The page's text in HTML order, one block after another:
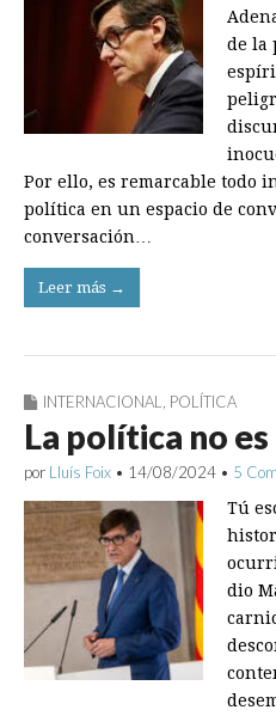
de la
Por ello, es remarcable todo
política en un espacio de
conversación…
Leer más →
INTERNACIONAL POLÍTICA
La política no
por Lluís Foix • 14/08/2024 • 5
Tú
dio